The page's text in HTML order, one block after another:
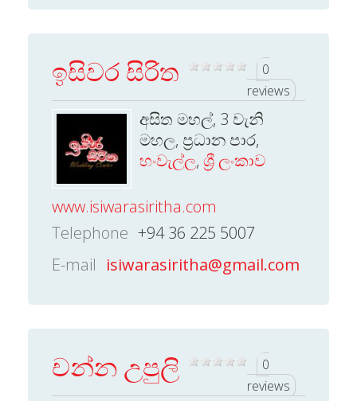
ඉසිවර සිරිත
0
reviews
අසිත මහල්, 3 වැනි
මහල, ප්‍රධාන පාර,
හංවැල්ල, ශ්‍රී ලංකාව
www.isiwarasiritha.com
Telephone +94 36 225 5007
E-mail isiwarasiritha@gmail.com
චන්න උපුලි
0
reviews